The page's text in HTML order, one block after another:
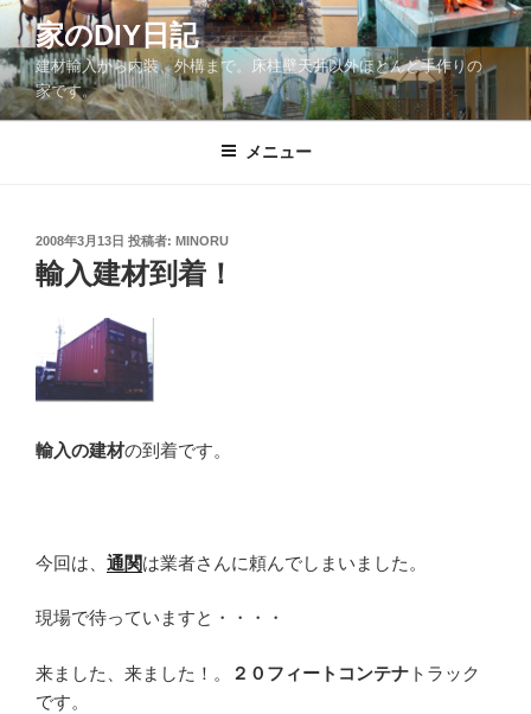
コ
テ
ン
ツ
家のDIY日記
建材輸入から内装、外構まで。床柱壁天井以外ほとんど手作りの
家です。
メニュー
投
稿
日:
2008年3月13日 投稿者: MINORU
輸入建材到着！
輸入の建材の到着です。
今回は、 通関は業者さんに頼んでしまいました。
現場で待っていますと・・・・
来ました、来ました！。 ２０フィートコンテナ トラック
です。